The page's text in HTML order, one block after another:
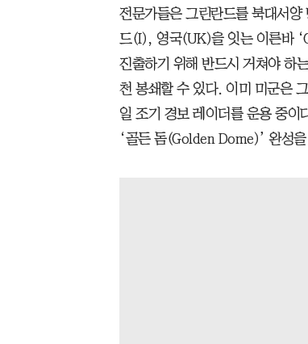
전문가들은 그린란드를 북대서
드(I), 영국(UK)을 잇는 이른바
진출하기 위해 반드시 거쳐야 하
천 봉쇄할 수 있다. 이미 미군은
일 조기 경보 레이더를 운용 중이
‘골든 돔(Golden Dome)’ 완성